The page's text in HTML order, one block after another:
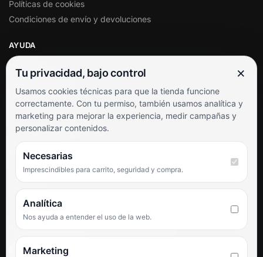
Políticas de cookies
Condiciones de envío y devoluciones
AYUDA
Soporte al cliente
Contacto
Términos y condiciones
Preguntas frecuentes
SÍGUENOS
Facebook
TikTok
PUNTUACIÓN DE 4,6 SOBRE 5 EN GOOGLE
Tu privacidad, bajo control ×
Usamos cookies técnicas para que la tienda funcione
correctamente. Con tu permiso, también usamos analítica y
marketing para mejorar la experiencia, medir campañas y
personalizar contenidos.
Necesarias
Imprescindibles para carrito, seguridad y compra.
Analítica
Nos ayuda a entender el uso de la web.
Marketing